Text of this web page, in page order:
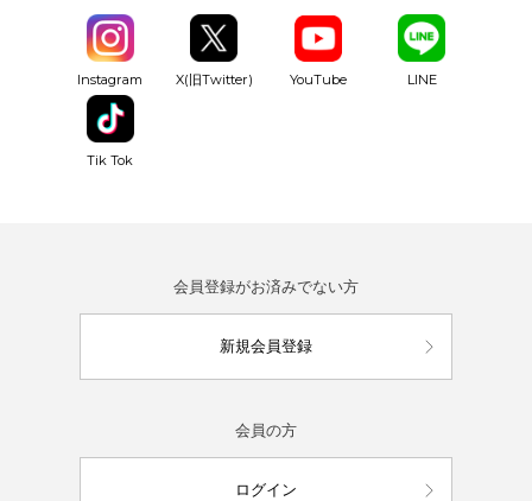
Instagram X(旧Twitter) YouTube LINE
Tik Tok
会員登録がお済みでない方
新規会員登録
会員の方
ログイン